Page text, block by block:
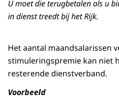
U moet die terugbetalen als u
in dienst treedt bij het Rijk.
Het aantal maandsalarissen
stimuleringspremie kan niet
resterende dienstverband.
Voorbeeld